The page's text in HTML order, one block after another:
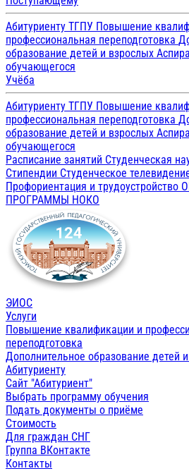
Абитуриенту ТГПУ Повышение
профессиональная переподготовка
образование детей и взрослых
обучающегося
Учёба
Абитуриенту ТГПУ Повышение
профессиональная переподготовка
образование детей и взрослых
обучающегося
Расписание занятий Студенческая
Стипендии Студенческое
Профориентация и трудоустройство
ПРОГРАММЫ НОКО
ЭИОС
Услуги
Повышение квалификации и
переподготовка
Дополнительное образование детей
Абитуриенту
Сайт "Абитуриент"
Выбрать программу обучения
Подать документы о приёме
Стоимость
Для граждан СНГ
Группа ВКонтакте
Контакты